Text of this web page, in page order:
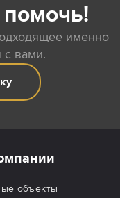
именно
с вами.
объекты